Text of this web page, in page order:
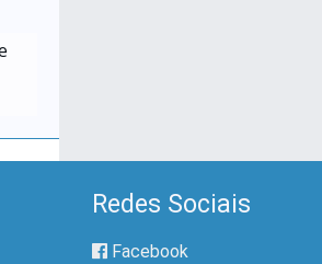
Redes Sociais
Facebook